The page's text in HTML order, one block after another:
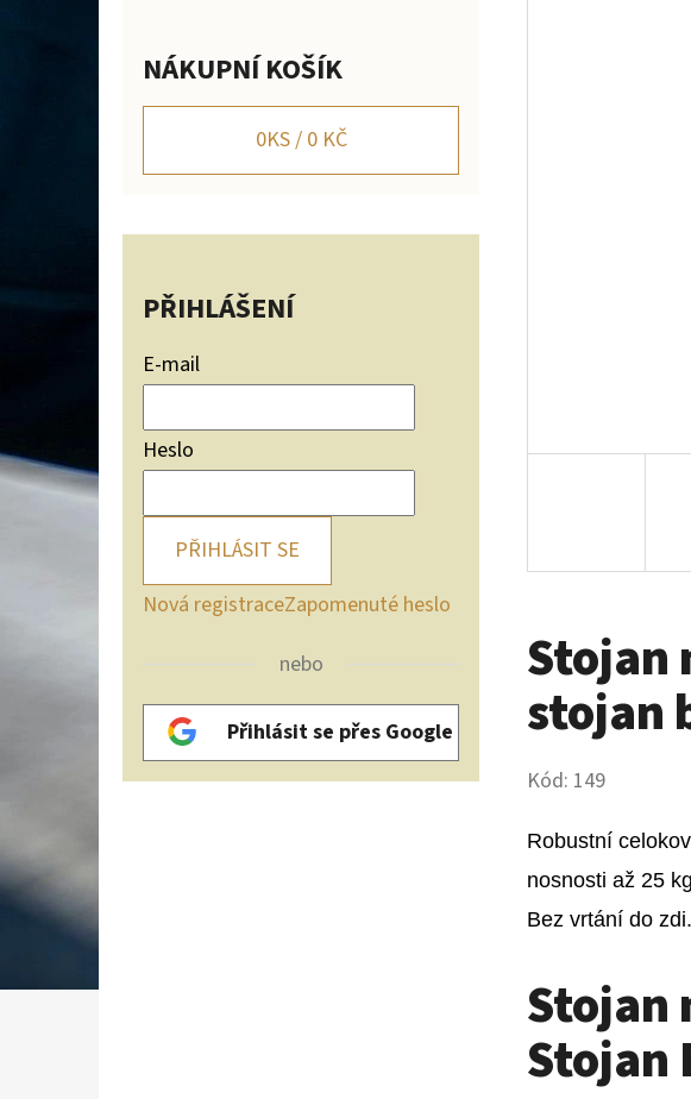
NÁKUPNÍ KOŠÍK
0KS / 0 KČ
PŘIHLÁŠENÍ
E-mail
Heslo
PŘIHLÁSIT SE
Nová registraceZapomenuté heslo
nebo
Přihlásit se přes Google
Stojan
stojan
Kód: 149
Robustní
nosnosti až 25
Bez vrtání do
Stojan
Stojan
NÁSTĚNNÝ DRŽÁK NA JELENÍ TROFEJ SILUETA
HOR NASTAVITELNÝ
KULIČKA ZÁVĚRU
VYRÁBĚNÁ (BLASER,